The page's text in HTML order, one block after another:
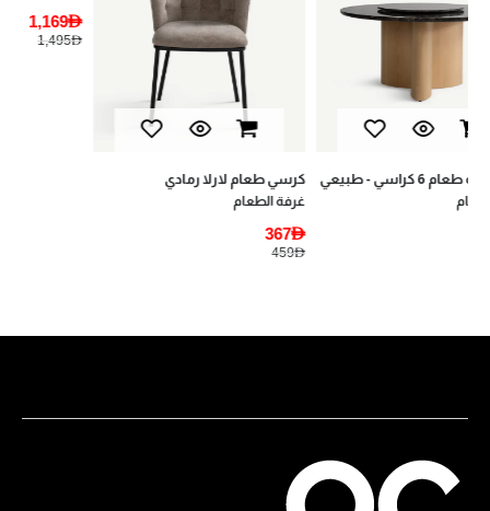
كرسي طعام لارلا رمادي
غرفة الطعام
1,169AED
1,495AED